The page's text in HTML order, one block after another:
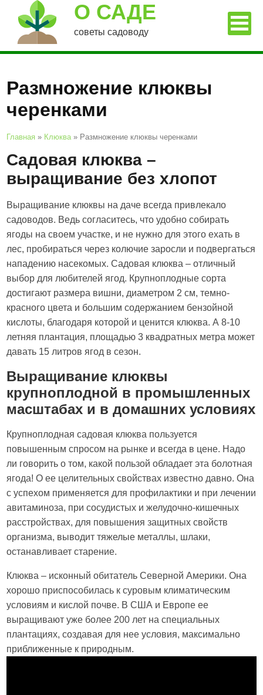
О САДЕ
советы садоводу
Размножение клюквы
черенками
Главная » Клюква» Размножение клюквы черенками
Садовая клюква –
выращивание без хлопот
Выращивание клюквы на даче всегда привлекало
садоводов. Ведь согласитесь, что удобно собирать
ягоды на своем участке, и не нужно для этого ехать в
лес, пробираться через колючие заросли и подвергаться
нападению насекомых. Садовая клюква – отличный
выбор для любителей ягод. Крупноплодные сорта
достигают размера вишни, диаметром 2 см, темно-
красного цвета и большим содержанием бензойной
кислоты, благодаря которой и ценится клюква. А 8-10
летняя плантация, площадью 3 квадратных метра может
давать 15 литров ягод в сезон.
Выращивание клюквы
крупноплодной в промышленных
масштабах и в домашних условиях
Крупноплодная садовая клюква пользуется
повышенным спросом на рынке и всегда в цене. Надо
ли говорить о том, какой пользой обладает эта болотная
ягода! О ее целительных свойствах известно давно. Она
с успехом применяется для профилактики и при лечении
авитаминоза, при сосудистых и желудочно-кишечных
расстройствах, для повышения защитных свойств
организма, выводит тяжелые металлы, шлаки,
останавливает старение.
Клюква – исконный обитатель Северной Америки. Она
хорошо приспособилась к суровым климатическим
условиям и кислой почве. В США и Европе ее
выращивают уже более 200 лет на специальных
плантациях, создавая для нее условия, максимально
приближенные к природным.